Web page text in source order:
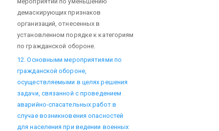
демаскирующих признаков
организаций, отнесенных в
установленном порядке к категориям
по гражданской обороне.
12. Основными мероприятиями по
гражданской обороне,
осуществляемыми в целях решения
задачи, связанной с проведением
аварийно-спасательных работ в
случае возникновения опасностей
для населения при ведении военных